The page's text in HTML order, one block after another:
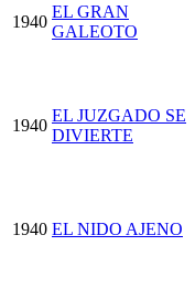
1940
EL GRAN
GALEOTO
1940
EL JUZGADO SE
DIVIERTE
1940 EL NIDO AJENO